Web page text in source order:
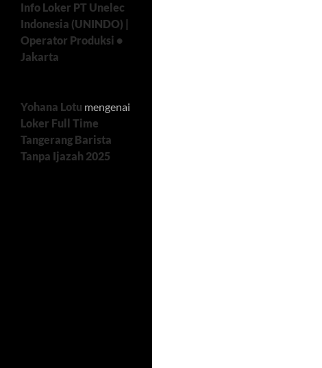
Info Loker PT Unelec
Indonesia (UNINDO) |
Operator Produksi •
Jakarta
Yohana Lotu mengenai
Loker Full Time
Tangerang Barista
Tanpa Ijazah 2025